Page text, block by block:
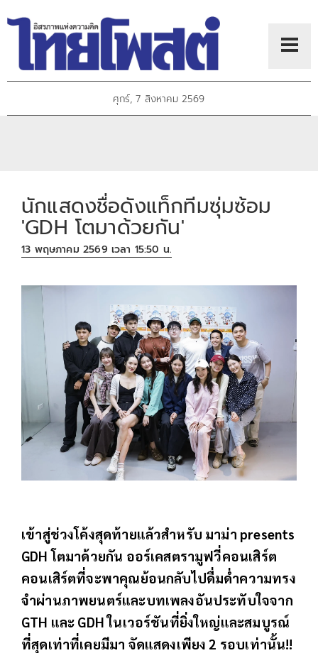
ศุกร์, 7 สิงหาคม 2569
นักแสดงชื่อดังแท็กทีมซุ่มซ้อม
'GDH โตมาด้วยกัน'
13 พฤษภาคม 2569 เวลา 15:50 น.
เข้าสู่ช่วงโค้งสุดท้ายแล้วสำหรับ มาม่า presents
GDH โตมาด้วยกัน ออร์เคสตรามูฟวี่คอนเสิร์ต
คอนเสิร์ตที่จะพาคุณย้อนกลับไปดื่มด่ำความทรง
จำผ่านภาพยนตร์และบทเพลงอันประทับใจจาก
GTH และ GDH ในเวอร์ชันที่ยิ่งใหญ่และสมบูรณ์
ที่สุดเท่าที่เคยมีมา จัดแสดงเพียง 2 รอบเท่านั้น!!